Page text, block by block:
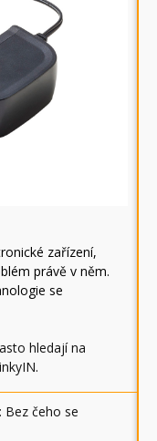
zařízení,
právě v něm.
se
hledají na
.
Bez čeho se